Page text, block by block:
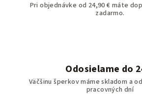
Pri objednávke od 24,90 € máte
zadarmo.
Odosielame do
Väčšinu šperkov máme skladom a
pracovných dní